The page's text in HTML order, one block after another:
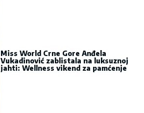
Miss World Crne Gore Anđela
Vukadinović zablistala na luksuznoj
jahti: Wellness vikend za pamćenje